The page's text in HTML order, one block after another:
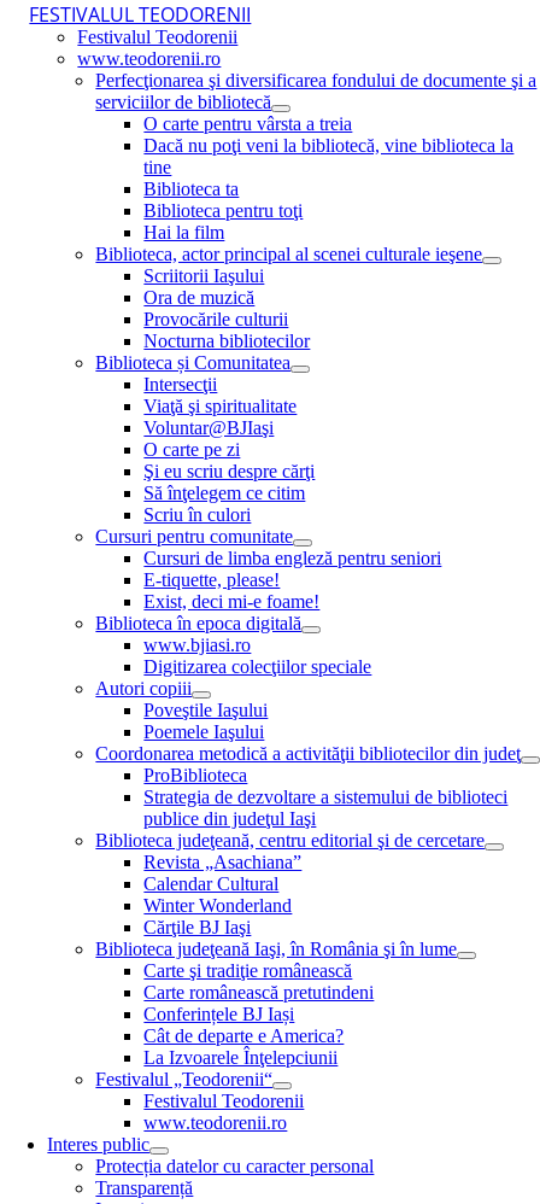
FESTIVALUL TEODORENII
Festivalul Teodorenii
www.teodorenii.ro
Perfecţionarea şi diversificarea fondului de documente şi a
serviciilor de bibliotecă
O carte pentru vârsta a treia
Dacă nu poţi veni la bibliotecă, vine biblioteca la
tine
Biblioteca ta
Biblioteca pentru toţi
Hai la film
Biblioteca, actor principal al scenei culturale ieşene
Scriitorii Iaşului
Ora de muzică
Provocările culturii
Nocturna bibliotecilor
Biblioteca și Comunitatea
Intersecţii
Viaţă şi spiritualitate
Voluntar@BJIaşi
O carte pe zi
Şi eu scriu despre cărţi
Să înţelegem ce citim
Scriu în culori
Cursuri pentru comunitate
Cursuri de limba engleză pentru seniori
E-tiquette, please!
Exist, deci mi-e foame!
Biblioteca în epoca digitală
www.bjiasi.ro
Digitizarea colecţiilor speciale
Autori copiii
Poveştile Iaşului
Poemele Iaşului
Coordonarea metodică a activităţii bibliotecilor din judeţ
ProBiblioteca
Strategia de dezvoltare a sistemului de biblioteci
publice din judeţul Iaşi
Biblioteca judeţeană, centru editorial şi de cercetare
Revista „Asachiana”
Calendar Cultural
Winter Wonderland
Cărţile BJ Iaşi
Biblioteca judeţeană Iaşi, în România şi în lume
Carte şi tradiţie românească
Carte românească pretutindeni
Conferințele BJ Iași
Cât de departe e America?
La Izvoarele Înţelepciunii
Festivalul „Teodorenii“
Festivalul Teodorenii
www.teodorenii.ro
Interes public
Protecția datelor cu caracter personal
Transparență